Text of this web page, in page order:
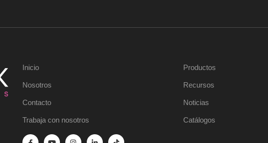
Inicio
Nosotros
Contacto
Trabaja con nosotros
Productos
Recursos
Noticias
Catálogos